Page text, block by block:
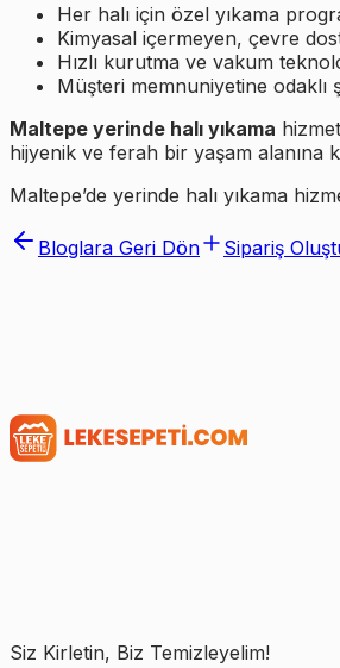
Her halı için özel yıkama
Kimyasal içermeyen, çevre
Hızlı kurutma ve vakum
Müşteri memnuniyetine odaklı
Maltepe yerinde halı yıkama
hijyenik ve ferah bir yaşam alanına
Maltepe’de yerinde halı yıkama
Bloglara Geri Dön Sipariş
Siz Kirletin, Biz Temizleyelim!